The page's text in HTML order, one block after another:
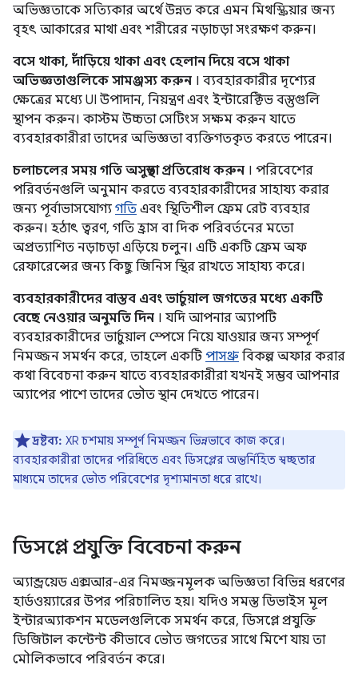
অভিজ্ঞতাকে সত্যিকার অর্থে উন্নত করে এমন মিথস্ক্রিয়ার জন্য
বৃহৎ আকারের মাথা এবং শরীরের নড়াচড়া সংরক্ষণ করুন।
বসে থাকা, দাঁড়িয়ে থাকা এবং হেলান দিয়ে বসে থাকা
অভিজ্ঞতাগুলিকে সামঞ্জস্য করুন । ব্যবহারকারীর দৃশ্যের
ক্ষেত্রের মধ্যে UI উপাদান, নিয়ন্ত্রণ এবং ইন্টারেক্টিভ বস্তুগুলি
স্থাপন করুন। কাস্টম উচ্চতা সেটিংস সক্ষম করুন যাতে
ব্যবহারকারীরা তাদের অভিজ্ঞতা ব্যক্তিগতকৃত করতে পারেন।
চলাচলের সময় গতি অসুস্থতা প্রতিরোধ করুন । পরিবেশের
পরিবর্তনগুলি অনুমান করতে ব্যবহারকারীদের সাহায্য করার
জন্য পূর্বাভাসযোগ্য গতি এবং স্থিতিশীল ফ্রেম রেট ব্যবহার
করুন। হঠাৎ ত্বরণ, গতি হ্রাস বা দিক পরিবর্তনের মতো
অপ্রত্যাশিত নড়াচড়া এড়িয়ে চলুন। এটি একটি ফ্রেম অফ
রেফারেন্সের জন্য কিছু জিনিস স্থির রাখতে সাহায্য করে।
ব্যবহারকারীদের বাস্তব এবং ভার্চুয়াল জগতের মধ্যে একটি
বেছে নেওয়ার অনুমতি দিন । যদি আপনার অ্যাপটি
ব্যবহারকারীদের ভার্চুয়াল স্পেসে নিয়ে যাওয়ার জন্য সম্পূর্ণ
নিমজ্জন সমর্থন করে, তাহলে একটি পাসথ্রু বিকল্প অফার করার
কথা বিবেচনা করুন যাতে ব্যবহারকারীরা যখনই সম্ভব আপনার
অ্যাপের পাশে তাদের ভৌত স্থান দেখতে পারেন।
দ্রষ্টব্য: XR চশমায় সম্পূর্ণ নিমজ্জন ভিন্নভাবে কাজ করে।
ব্যবহারকারীরা তাদের পরিধিতে এবং ডিসপ্লের অন্তর্নিহিত স্বচ্ছতার
মাধ্যমে তাদের ভৌত পরিবেশের দৃশ্যমানতা ধরে রাখে।
ডিসপ্লে প্রযুক্তি বিবেচনা করুন
অ্যান্ড্রয়েড এক্সআর-এর নিমজ্জনমূলক অভিজ্ঞতা বিভিন্ন ধরণের
হার্ডওয়্যারের উপর পরিচালিত হয়। যদিও সমস্ত ডিভাইস মূল
ইন্টারঅ্যাকশন মডেলগুলিকে সমর্থন করে, ডিসপ্লে প্রযুক্তি
ডিজিটাল কন্টেন্ট কীভাবে ভৌত জগতের সাথে মিশে যায় তা
মৌলিকভাবে পরিবর্তন করে।